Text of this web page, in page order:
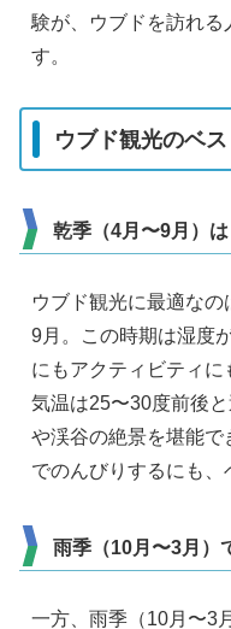
験が、ウブドを訪れ
す。
ウブド観光のベ
乾季（4月〜9月）
ウブド観光に最適な
9月。この時期は湿度
にもアクティビティに
気温は25〜30度前後
や渓谷の絶景を堪能で
でのんびりするにも、
雨季（10月〜3月）
一方、雨季（10月〜3